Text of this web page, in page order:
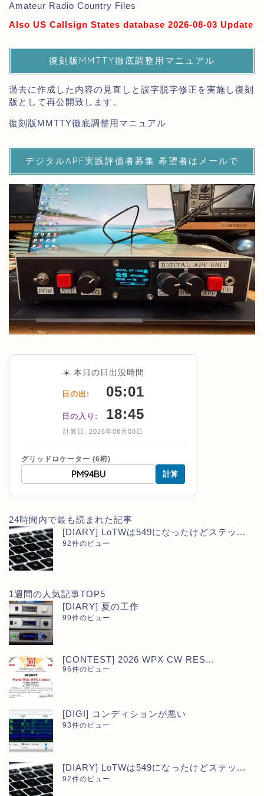
Amateur Radio Country Files
Also US Callsign States database 2026-08-03 Update
復刻版MMTTY徹底調整用マニュアル
過去に作成した内容の見直しと誤字脱字修正を実施し復刻
版として再公開致します。
復刻版MMTTY徹底調整用マニュアル
デジタルAPF実践評価者募集 希望者はメールで
☀️ 本日の日出没時間
日の出: 05:01
日の入り: 18:45
計算日: 2026年08月08日
グリッドロケーター (6桁)
計算
24時間内で最も読まれた記事
[DIARY] LoTWは549になったけどステッ...
92件のビュー
1週間の人気記事TOP5
[DIARY] 夏の工作
99件のビュー
[CONTEST] 2026 WPX CW RES...
96件のビュー
[DIGI] コンディションが悪い
93件のビュー
[DIARY] LoTWは549になったけどステッ...
92件のビュー